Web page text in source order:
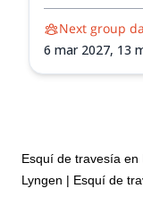
naturaleza de
Next group
6 mar 2027, 13
Esquí de travesía en
Lyngen | Esquí de